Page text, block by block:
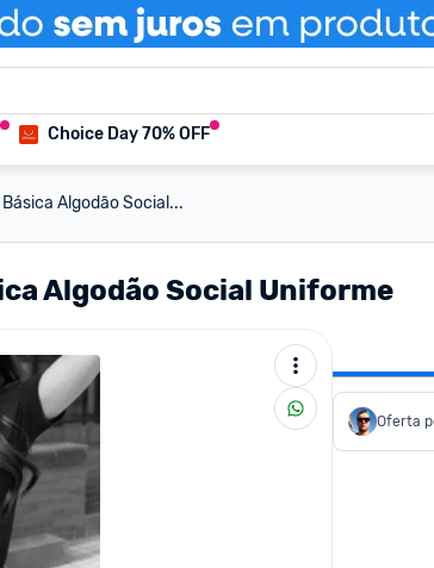
Choice Day 70% OFF
Algodão Social...
Algodão Social Uniforme
Oferta